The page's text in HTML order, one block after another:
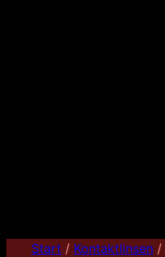
Start / Kontaktlinsen /